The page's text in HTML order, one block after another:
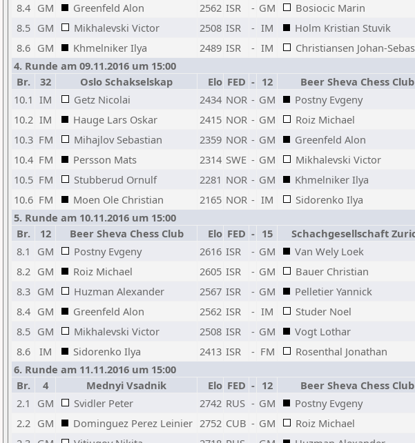
8.4 GM Greenfeld Alon 2562 ISR - GM Bosiocic Marin
8.5 GM Mikhalevski Victor 2508 ISR - IM Holm Kristian Stuvik
8.6 GM Khmelniker Ilya 2489 ISR - IM Christiansen Johan-
4. Runde am 09.11.2016 um 15:00
Br.
32 Oslo Schakselskap Elo FED - 12 Beer Sheva Chess Club
10.1 IM Getz Nicolai 2434 NOR - GM Postny Evgeny
10.2 IM Hauge Lars Oskar 2415 NOR - GM Roiz Michael
10.3 FM Mihajlov Sebastian 2359 NOR - GM Greenfeld Alon
10.4 FM Persson Mats 2314 SWE - GM Mikhalevski Victor
10.5 FM Stubberud Ornulf 2281 NOR - GM Khmelniker Ilya
10.6 FM Moen Ole Christian 2165 NOR - IM Sidorenko Ilya
5. Runde am 10.11.2016 um 15:00
Br.
12 Beer Sheva Chess Club Elo FED - 15 Schachgesellschaft
8.1
GM Postny Evgeny 2616 ISR - GM Van Wely Loek
8.2 GM Roiz Michael 2605 ISR - GM Bauer Christian
8.3 GM Huzman Alexander 2567 ISR - GM Pelletier Yannick
8.4 GM Greenfeld Alon 2562 ISR - IM Studer Noel
8.5 GM Mikhalevski Victor 2508 ISR - GM Vogt Lothar
8.6
IM Sidorenko Ilya 2413 ISR - FM Rosenthal Jonathan
6. Runde am 11.11.2016 um 15:00
Br.
4 Mednyi Vsadnik Elo FED - 12 Beer Sheva Chess Club
2.1
GM Svidler Peter 2742 RUS - GM Postny Evgeny
2.2 GM Dominguez Perez Leinier 2752 CUB - GM Roiz Michael